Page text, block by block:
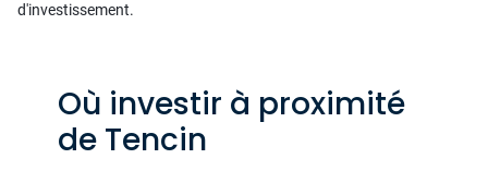
d'investissement.
Où investir à proximité
de Tencin